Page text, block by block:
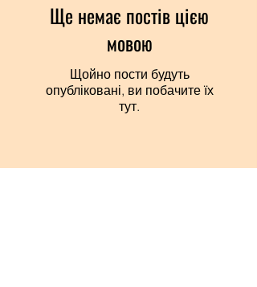
Ще немає постів цією
мовою
Щойно пости будуть
опубліковані, ви побачите їх
тут.